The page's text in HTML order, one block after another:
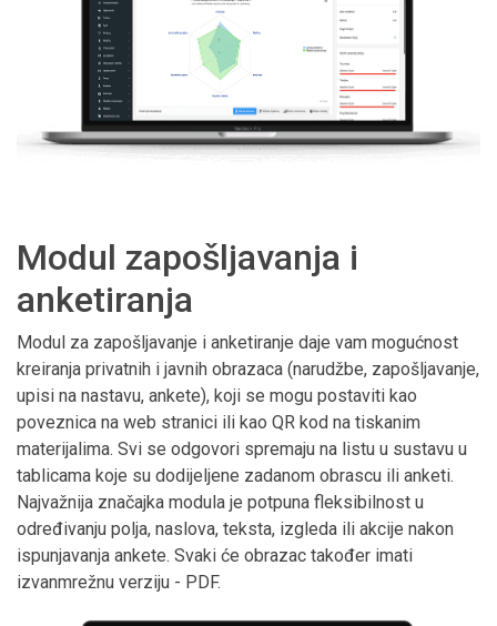
Modul zapošljavanja i
anketiranja
Modul za zapošljavanje i anketiranje daje vam mogućnost
kreiranja privatnih i javnih obrazaca (narudžbe, zapošljavanje,
upisi na nastavu, ankete), koji se mogu postaviti kao
poveznica na web stranici ili kao QR kod na tiskanim
materijalima. Svi se odgovori spremaju na listu u sustavu u
tablicama koje su dodijeljene zadanom obrascu ili anketi.
Najvažnija značajka modula je potpuna fleksibilnost u
određivanju polja, naslova, teksta, izgleda ili akcije nakon
ispunjavanja ankete. Svaki će obrazac također imati
izvanmrežnu verziju - PDF.